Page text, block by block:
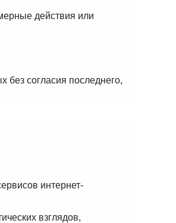
действия или
согласия последнего,
интернет-
взглядов,